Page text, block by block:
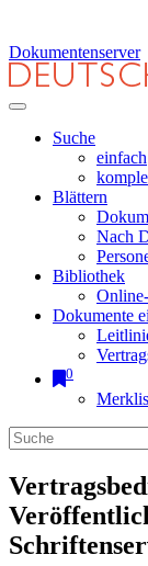
Dokumentenserver
Suche
einfach
Blättern
Nach
Bibliothek
Dokumente
0